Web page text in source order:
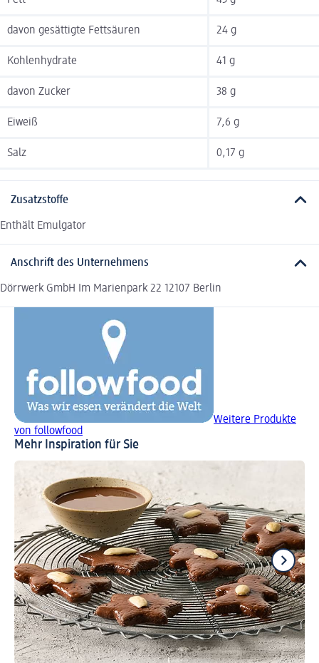
davon gesättigte Fettsäuren 24 g
Kohlenhydrate 41 g
davon Zucker 38 g
Eiweiß 7,6 g
Salz 0,17 g
Zusatzstoffe
Enthält Emulgator
Anschrift des Unternehmens
Dörrwerk GmbH Im Marienpark 22 12107 Berlin
Weitere Produkte
von followfood
Mehr Inspiration für Sie